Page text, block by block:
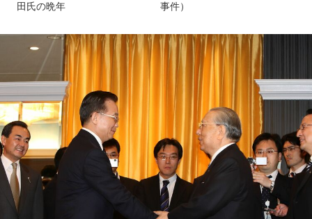
田氏の晩年
事件）